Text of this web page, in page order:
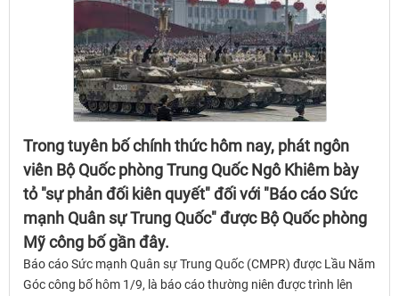
Trong tuyên bố chính thức hôm nay, phát ngôn
viên Bộ Quốc phòng Trung Quốc Ngô Khiêm bày
tỏ "sự phản đối kiên quyết" đối với "Báo cáo Sức
mạnh Quân sự Trung Quốc" được Bộ Quốc phòng
Mỹ công bố gần đây.
Báo cáo Sức mạnh Quân sự Trung Quốc (CMPR) được Lầu Năm
Góc công bố hôm 1/9, là báo cáo thường niên được trình lên